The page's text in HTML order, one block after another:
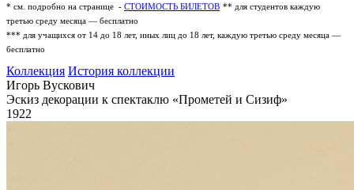
* см. подробно на странице - СТОИМОСТЬ БИЛЕТОВ ** для студентов каждую
третью среду месяца — бесплатно
*** для учащихся от 14 до 18 лет, иных лиц до 18 лет, каждую третью среду месяца —
бесплатно
Коллекция История коллекции
Игорь Вускович
Эскиз декорации к спектаклю «Прометей и Сизиф»
1922